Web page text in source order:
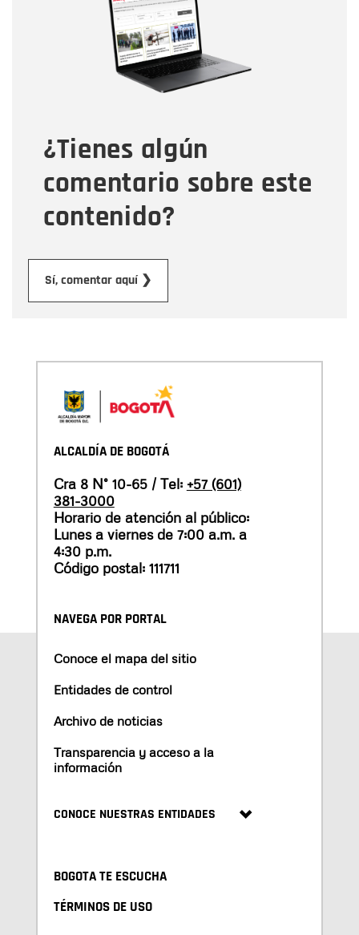
¿Tienes algún
comentario sobre este
contenido?
Sí, comentar aquí ❯
Correo electrónico
Tipo de comentario
Mensaje
ALCALDÍA DE BOGOTÁ
Cra 8 N° 10-65 / Tel: +57 (601)
381-3000
Horario de atención al público:
Lunes a viernes de 7:00 a.m. a
4:30 p.m.
Código postal: 111711
NAVEGA POR PORTAL
Conoce el mapa del sitio
Entidades de control
Archivo de noticias
Transparencia y acceso a la
información
CONOCE NUESTRAS ENTIDADES
BOGOTA TE ESCUCHA
TÉRMINOS DE USO